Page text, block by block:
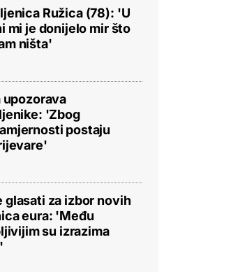
Ružica (78): 'U
mi je donijelo mir što
ništa'
upozorava
'Zbog
postaju
glasati za izbor novih
eura: 'Među
su izrazima